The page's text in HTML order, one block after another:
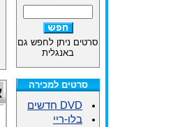
סרטים ניתן לחפש גם
באנגלית
סרטים למכירה
DVD חדשים
בלו-ריי